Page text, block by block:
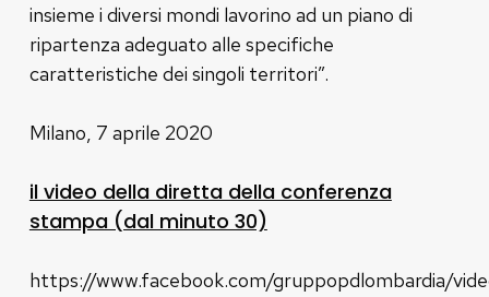
insieme i diversi mondi lavorino ad un piano di
ripartenza adeguato alle specifiche
caratteristiche dei singoli territori”.
Milano, 7 aprile 2020
il video della diretta della conferenza
stampa (dal minuto 30)
https://www.facebook.com/gruppopdlombardia/